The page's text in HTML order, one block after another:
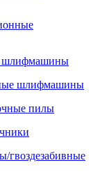
шлифмашины
шлифмашины
пилы
гвоздезабивные